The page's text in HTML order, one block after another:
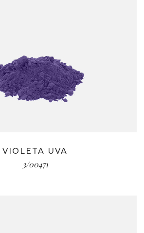
VIOLETA UVA
3/00471